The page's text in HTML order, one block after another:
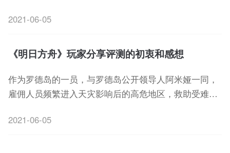
玩家的一些评价分享吧~
2021-06-05
《明日方舟》玩家分享评测的初衷和感想
作为罗德岛的一员，与罗德岛公开领导人阿米娅一同，
雇佣人员频繁进入天灾影响后的高危地区，救助受难人
起来看看明日方舟这款游戏玩家的一些评价分享吧~
2021-06-05